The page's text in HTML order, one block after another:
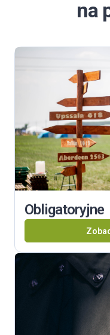
na
Obligatoryjne